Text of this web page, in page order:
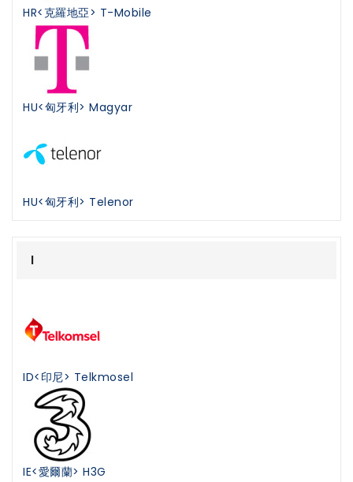
HR<克羅地亞> T-Mobile
HU<匈牙利> Magyar
HU<匈牙利> Telenor
I
ID<印尼> Telkmosel
IE<愛爾蘭> H3G